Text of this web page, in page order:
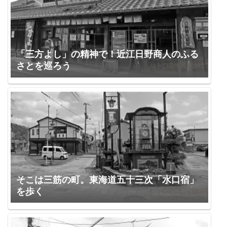
「三方よし」の精神で！近江日野商人のふる
さとを巡ろう
そこは三筋の町。東海道五十三次「水口宿」
を歩く